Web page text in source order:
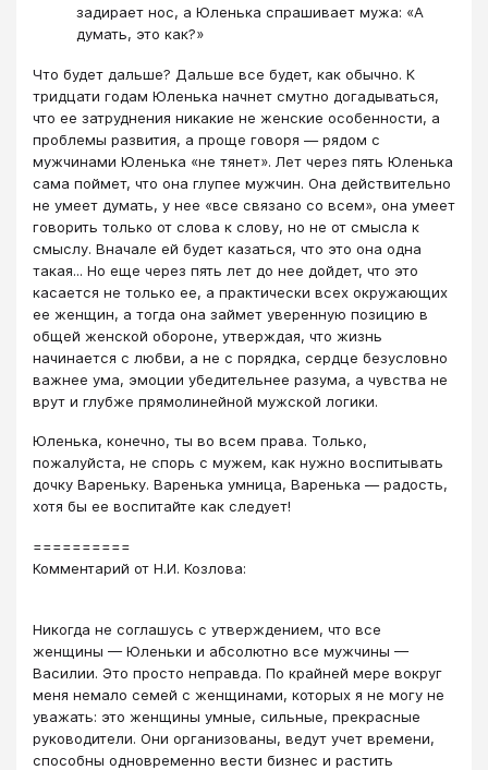
задирает нос, а Юленька спрашивает мужа: «А
думать, это как?»
Что будет дальше? Дальше все будет, как обычно. К
тридцати годам Юленька начнет смутно догадываться,
что ее затруднения никакие не женские особенности, а
проблемы развития, а проще говоря ― рядом с
мужчинами Юленька «не тянет». Лет через пять Юленька
сама поймет, что она глупее мужчин. Она действительно
не умеет думать, у нее «все связано со всем», она умеет
говорить только от слова к слову, но не от смысла к
смыслу. Вначале ей будет казаться, что это она одна
такая... Но еще через пять лет до нее дойдет, что это
касается не только ее, а практически всех окружающих
ее женщин, а тогда она займет уверенную позицию в
общей женской обороне, утверждая, что жизнь
начинается с любви, а не с порядка, сердце безусловно
важнее ума, эмоции убедительнее разума, а чувства не
врут и глубже прямолинейной мужской логики.
Юленька, конечно, ты во всем права. Только,
пожалуйста, не спорь с мужем, как нужно воспитывать
дочку Вареньку. Варенька умница, Варенька ― радость,
хотя бы ее воспитайте как следует!
==========
Комментарий от Н.И. Козлова:
Никогда не соглашусь с утверждением, что все
женщины — Юленьки и абсолютно все мужчины —
Василии. Это просто неправда. По крайней мере вокруг
меня немало семей с женщинами, которых я не могу не
уважать: это женщины умные, сильные, прекрасные
руководители. Они организованы, ведут учет времени,
способны одновременно вести бизнес и растить